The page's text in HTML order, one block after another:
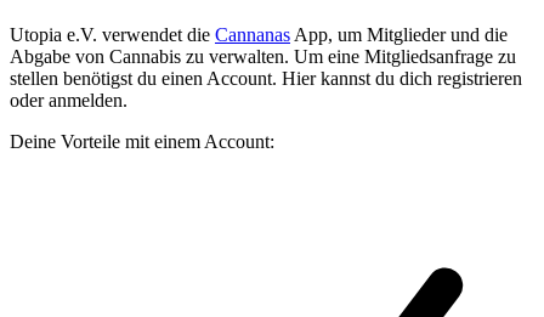
Utopia e.V. verwendet die Cannanas App, um Mitglieder und die
Abgabe von Cannabis zu verwalten. Um eine Mitgliedsanfrage zu
stellen benötigst du einen Account. Hier kannst du dich registrieren
oder anmelden.
Deine Vorteile mit einem Account: